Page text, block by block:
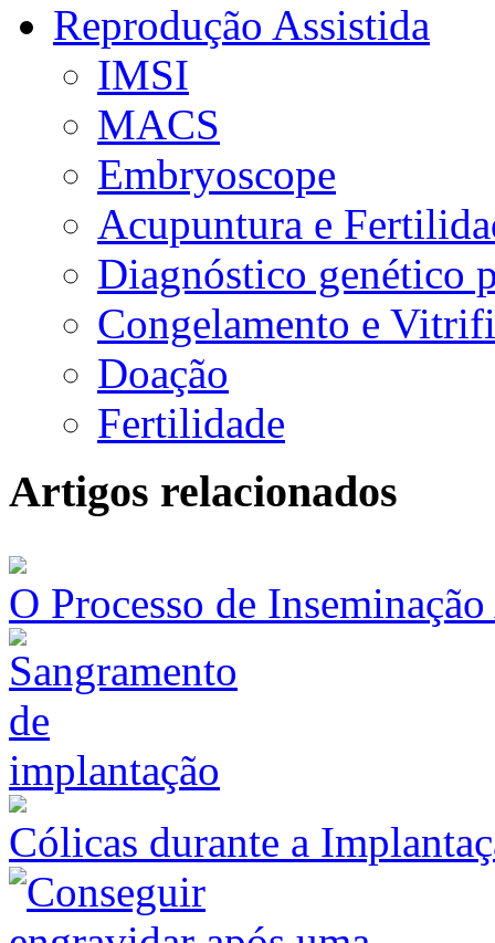
Reprodução Assistida
IMSI
MACS
Embryoscope
Acupuntura e
Diagnóstico genético
Congelamento e
Doação
Fertilidade
Artigos relacionados
O Processo de
Cólicas durante a